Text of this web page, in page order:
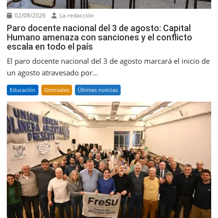
02/08/2026 La redacción
Paro docente nacional del 3 de agosto: Capital
Humano amenaza con sanciones y el conflicto
escala en todo el país
El paro docente nacional del 3 de agosto marcará el inicio de
un agosto atravesado por...
Educación Gremiales Últimas noticias